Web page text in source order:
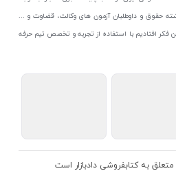
حقوق و داوطلبان آزمون های وکالت، قضاوت و ...
فکر افتادیم با استفاده از تجربه و تخصص تیم حرفه
ارائه کنیم. به این منظور با راه اندازی و تجهیز
منظور ارائه مطمئن ترین خدمات مجموعه بسیار کامل و
عرضه کرده ایم. علاوه بر این با بهره گیری از فناوری
به کتابفروشی دادبازار است